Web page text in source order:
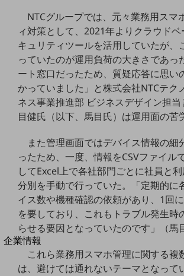
地域産業
その他の業界はこちら
ゲーム感覚で見つける
ビジネスお悩み診断
NTTドコモビジネス
オンラインショップ
モバイル・ICTサービスをオンラインで
相談・申し込みができるバーチャルショップ
はじめての方へ
サービス・商品を探す
新規会員登録/ログインはこちら
100回線以上のお問い合わせ・お見積りはこちら
別ウィンドウで開きます
企業情報
企業情報TOP
会社案内
NTCグループでは、元々業務用スマ
ィ対策として、2021年よりクラウド
キュリティツールを活用していたが、
っていたのが運用負荷の大きさであっ
ート窓口だったため、質疑応答に思い
かっていました」と株式会社NTCテ
ネス事業推進部 ビジネスデザイン担
目健氏（以下、馬目氏）は運用面の苦
また管理画面ではデバイス情報の細
ったため、一度、情報をCSVファイル
してExcel上で各社部門ごとに社員と
分別を手動で行っていた。「定期的に
イス数や機種確認の依頼があり、1回
を要しており、これもトラブル発生時
らせる要因となっていたのです」（馬
これら業務用スマホ管理に関する複
は、避けては通れないテーマとなって